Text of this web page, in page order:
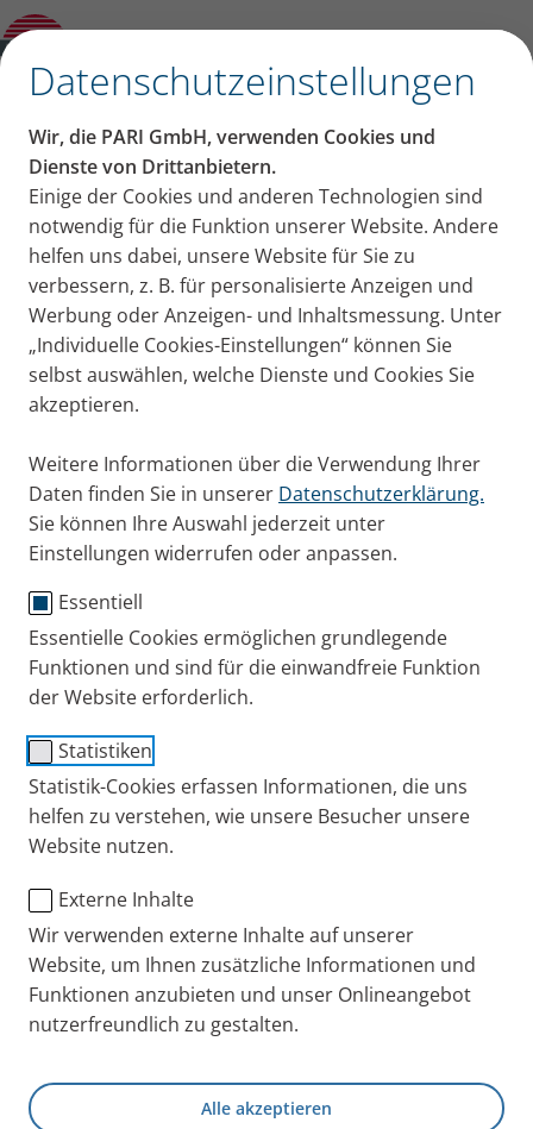
Datenschutzeinstellungen
Wir, die PARI GmbH, verwenden Cookies und
Dienste von Drittanbietern.
Einige der Cookies und anderen Technologien sind
notwendig für die Funktion unserer Website. Andere
helfen uns dabei, unsere Website für Sie zu
verbessern, z. B. für personalisierte Anzeigen und
Werbung oder Anzeigen- und Inhaltsmessung. Unter
„Individuelle Cookies-Einstellungen“ können Sie
selbst auswählen, welche Dienste und Cookies Sie
akzeptieren.
Weitere Informationen über die Verwendung Ihrer
Daten finden Sie in unserer Datenschutzerklärung.
Sie können Ihre Auswahl jederzeit unter
Einstellungen widerrufen oder anpassen.
Essentiell
Essentielle Cookies ermöglichen grundlegende
Funktionen und sind für die einwandfreie Funktion
der Website erforderlich.
Statistiken
Statistik-Cookies erfassen Informationen, die uns
helfen zu verstehen, wie unsere Besucher unsere
Website nutzen.
Externe Inhalte
Wir verwenden externe Inhalte auf unserer
Website, um Ihnen zusätzliche Informationen und
Funktionen anzubieten und unser Onlineangebot
nutzerfreundlich zu gestalten.
Alle akzeptieren
Neue Asthmaleitlinie für Kinder und
Fallbeispiele aus der Praxis
Sehen Sie sich jetzt die
Aufzeichnung des
Webinars an:
Aufzeichnung zum CME-Webinar der PARI
Akademie vom 08.10.2025: Kindliche Atemwege im
Fokus – Infektionsdynamik und bronchiale
Erkrankungen im Wandel
Videofenster nicht sehen können, liegt es daran, dass sie
externe Inhalte in Ihren Einstellungen nicht zulassen.
Weitere Informationen entnehmen Sie bitte unserer
Datenschutzerklärung
Um die Aufzeichnung zu sehen, melden Sie sich
einfach mit Ihrem DocCheck Login an.
Externen Inhalt laden
Sie haben Fragen, Anregungen oder möchten mit
uns über wissenschaftliche Erkenntnisse sprechen?